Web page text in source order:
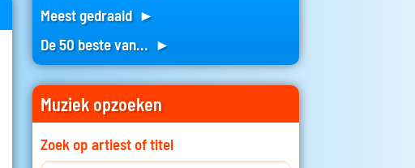
Meest gedraaid ►
De 50 beste van... ►
Muziek opzoeken
Zoek op artiest of titel